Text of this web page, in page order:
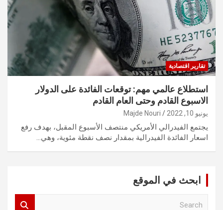
تقارير اقتصادية
استطلاع عالمي مهم: توقعات الفائدة على الدولار
الاسبوع القادم وحتى العام القادم
يونيو 10, 2022 Majde Nouri
يجتمع الفيدرالي الأمريكي منتصف الأسبوع المقبل، بهدف رفع
اسعار الفائدة الفيدرالية بمقدار نصف نقطة مئوية، وهي…
ابحث في الموقع